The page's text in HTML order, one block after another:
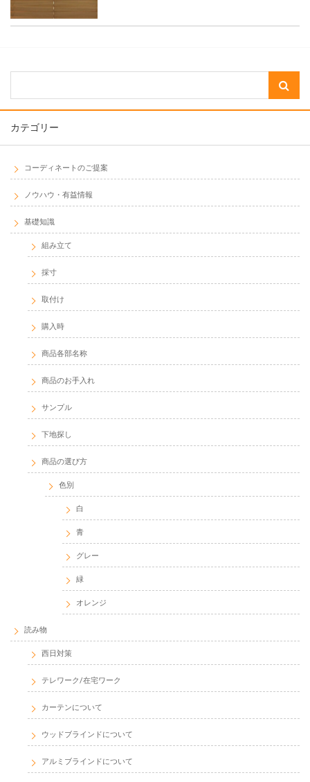
カテゴリー
コーディネートのご提案
ノウハウ・有益情報
基礎知識
組み立て
採寸
取付け
購入時
商品各部名称
商品のお手入れ
サンプル
下地探し
商品の選び方
色別
白
青
グレー
緑
オレンジ
読み物
西日対策
テレワーク/在宅ワーク
カーテンについて
ウッドブラインドについて
アルミブラインドについて